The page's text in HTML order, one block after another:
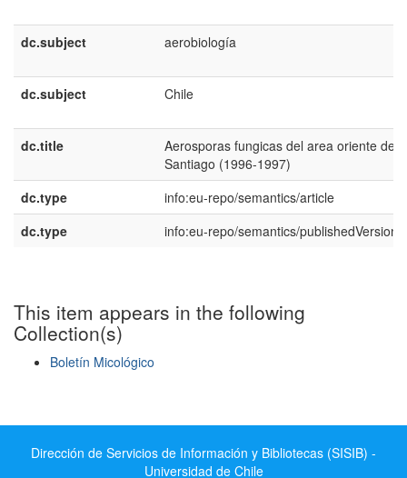
dc.subject aerobiología
dc.subject Chile
dc.title
Aerosporas fungicas del area oriente de
Santiago (1996-1997)
dc.type
info:eu-repo/semantics/article
dc.type
info:eu-repo/semantics/publishedVersion
This item appears in the following
Collection(s)
Boletín Micológico
Dirección de Servicios de Información y Bibliotecas (SISIB) -
Universidad de Chile